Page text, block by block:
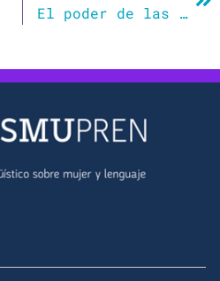
El poder de las palabras